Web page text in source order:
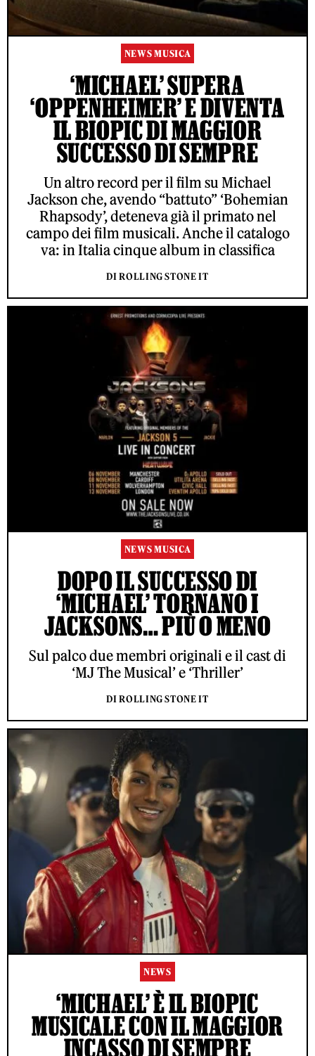
NEWS MUSICA
‘MICHAEL’ SUPERA
‘OPPENHEIMER’ E DIVENTA
IL BIOPIC DI MAGGIOR
SUCCESSO DI SEMPRE
Un altro record per il film su Michael
Jackson che, avendo “battuto” ‘Bohemian
Rhapsody’, deteneva già il primato nel
campo dei film musicali. Anche il catalogo
va: in Italia cinque album in classifica
DI ROLLING STONE IT
NEWS MUSICA
DOPO IL SUCCESSO DI
‘MICHAEL’ TORNANO I
JACKSONS… PIÙ O MENO
Sul palco due membri originali e il cast di
‘MJ The Musical’ e ‘Thriller’
DI ROLLING STONE IT
NEWS
‘MICHAEL’ È IL BIOPIC
MUSICALE CON IL MAGGIOR
INCASSO DI SEMPRE